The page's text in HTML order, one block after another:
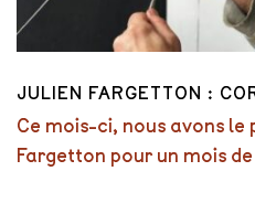
JULIEN FARGETTON :
Ce mois-ci, nous avons le
Fargetton pour un mois